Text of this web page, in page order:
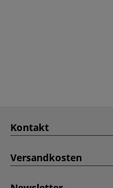
Kontakt
Versandkosten